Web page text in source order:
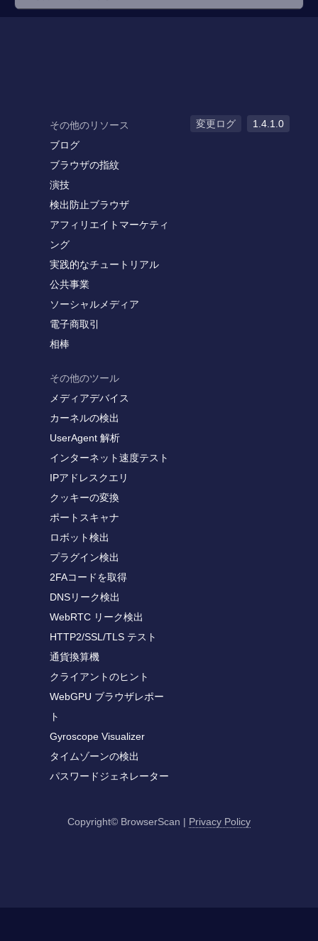
その他のリソース
ブログ
ブラウザの指紋
演技
検出防止ブラウザ
アフィリエイトマーケティ
ング
実践的なチュートリアル
公共事業
ソーシャルメディア
電子商取引
相棒
その他のツール
メディアデバイス
カーネルの検出
UserAgent 解析
インターネット速度テスト
IPアドレスクエリ
クッキーの変換
ポートスキャナ
ロボット検出
プラグイン検出
2FAコードを取得
DNSリーク検出
WebRTC リーク検出
HTTP2/SSL/TLS テスト
通貨換算機
クライアントのヒント
WebGPU ブラウザレポー
ト
Gyroscope Visualizer
タイムゾーンの検出
パスワードジェネレーター
変更ログ 1.4.1.0
Copyright© BrowserScan | Privacy Policy